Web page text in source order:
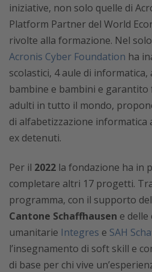
iniziative, non solo quelle di
Platform Partner del World
rivolte alla formazione. Nel
Acronis Cyber Foundation ha
scolastici, 4 aule di
bambine e bambini e garantito
adulti in tutto il mondo,
di alfabetizzazione informatica
ex detenuti.
Per il 2022 la fondazione ha in
completare altri 17 progetti.
programma, con il supporto
Cantone Schaffhausen e
umanitarie Integres e SAH
l’insegnamento di soft skill e
di base per chi vive